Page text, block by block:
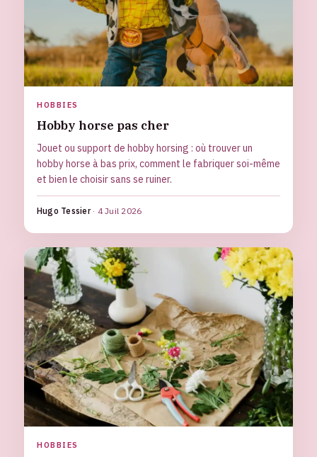
HOBBIES
Hobby horse pas cher
Jouet ou support de hobby horsing : où trouver un
hobby horse à bas prix, comment le fabriquer soi-même
et bien le choisir sans se ruiner.
Hugo Tessier · 4 Juil 2026
HOBBIES